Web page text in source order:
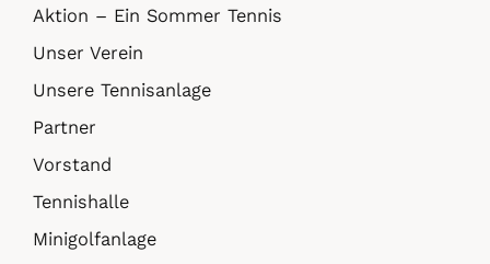
Aktion – Ein Sommer Tennis
Unser Verein
Unsere Tennisanlage
Partner
Vorstand
Tennishalle
Minigolfanlage